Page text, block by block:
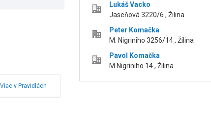
Viac v Pravidlách
Lukáš Vacko
Jaseňová 3220/6 , Žilina
Peter Komačka
M. Nigriniho 3256/14 , Žilina
Pavol Komačka
M.Nigriniho 14 , Žilina